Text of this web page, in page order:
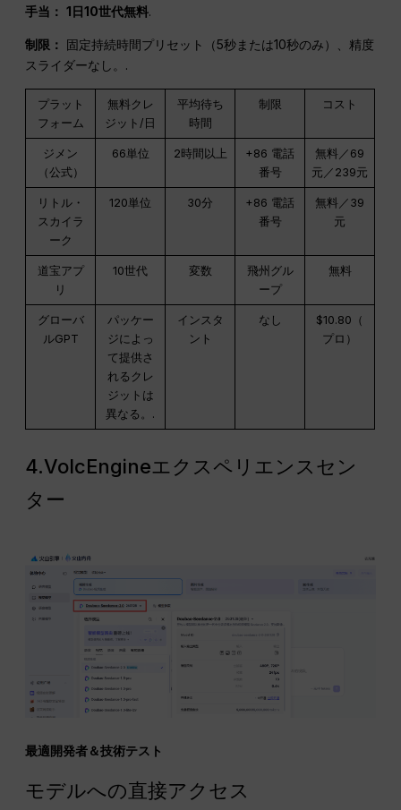
手当： 1日10世代無料.
制限： 固定持続時間プリセット（5秒または10秒のみ）、精度
スライダーなし。.
プラット
フォーム
無料クレ
ジット/日
平均待ち
時間
制限 コスト
ジメン
（公式）
66単位 2時間以上
+86 電話
番号
無料／69
元／239元
リトル・
スカイラ
ーク
120単位 30分
+86 電話
番号
無料／39
元
道宝アプ
リ
10世代 変数
飛州グル
ープ
無料
グローバ
ルGPT
パッケー
ジによっ
て提供さ
れるクレ
ジットは
異なる。.
インスタ
ント
なし
$10.80（
プロ）
4.VolcEngineエクスペリエンスセン
ター
最適開発者＆技術テスト
モデルへの直接アクセス